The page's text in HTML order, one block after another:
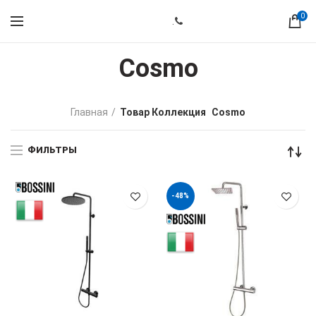
0
Cosmo
Главная Товар Коллекция Cosmo
ФИЛЬТРЫ
-48%